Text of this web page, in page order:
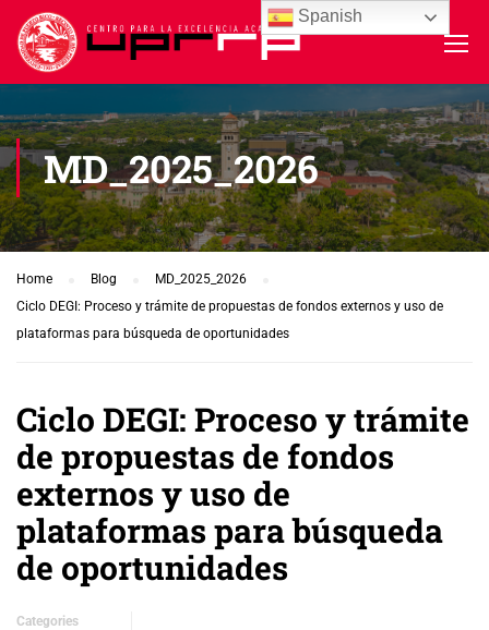
MD_2025_2026
Home Blog
MD_2025_2026
Ciclo DEGI: Proceso y trámite de propuestas de fondos externos y uso de
plataformas para búsqueda de oportunidades
Ciclo DEGI: Proceso y trámite
de propuestas de fondos
externos y uso de
plataformas para búsqueda
de oportunidades
Categories
Spanish